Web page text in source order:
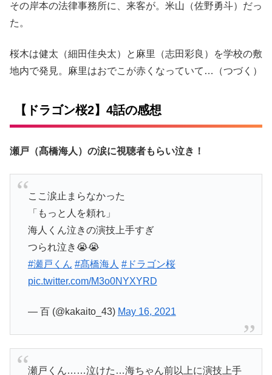
その岸本の法律事務所に、来客が。米山（佐野勇斗）だっ
た。
桜木は健太（細田佳央太）と麻里（志田彩良）を学校の敷
地内で発見。麻里はおでこが赤くなっていて…（つづく）
【ドラゴン桜2】4話の感想
瀬戸（髙橋海人）の涙に視聴者もらい泣き！
ここ涙止まらなかった
「もっと人を頼れ」
海人くん泣きの演技上手すぎ
つられ泣き😭😭
#瀬戸くん #髙橋海人 #ドラゴン桜
pic.twitter.com/M3o0NYXYRD
— 百 (@kakaito_43) May 16, 2021
瀬戸くん……泣けた…海ちゃん前以上に演技上手